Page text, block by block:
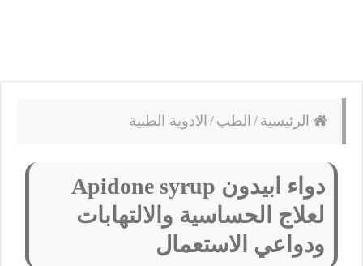
الرئيسية / الطب / الادوية الطبية
دواء ابيدون Apidone syrup
لعلاج الحساسية والالتهابات
ودواعي الاستعمال